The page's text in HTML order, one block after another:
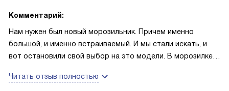
Комментарий:
Нам нужен был новый морозильник. Причем именно
большой, и именно встраиваемый. И мы стали искать, и
вот остановили свой выбор на это модели. В морозилке
хранить, и рыбу, и ягоды с грибами. Мама еще заранее
Читать отзыв полностью